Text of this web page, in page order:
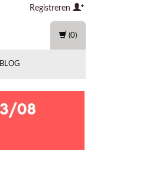
Registreren
BLOG
(0)